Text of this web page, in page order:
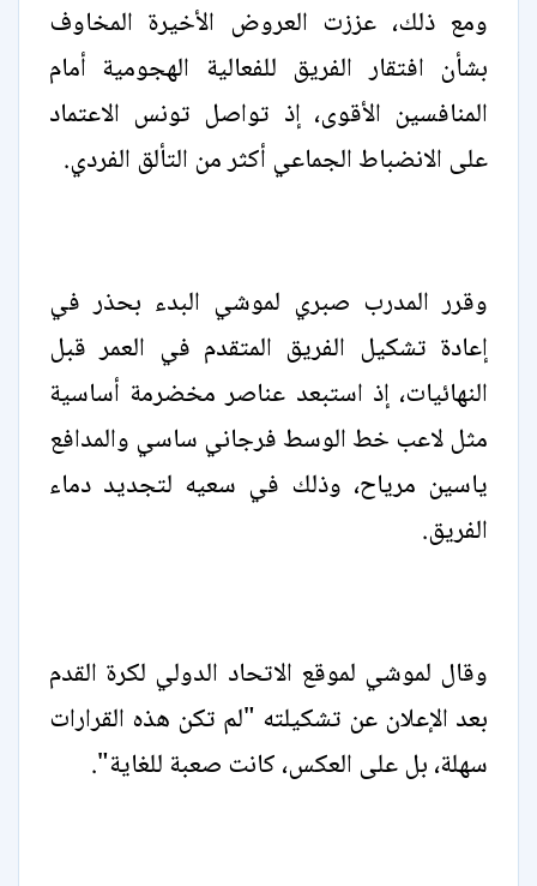
ومع ذلك، عززت العروض الأخيرة المخاوف
بشأن افتقار الفريق للفعالية الهجومية أمام
المنافسين الأقوى، إذ تواصل تونس الاعتماد
على الانضباط الجماعي أكثر من التألق الفردي.
وقرر المدرب صبري لموشي البدء بحذر في
إعادة تشكيل الفريق المتقدم في العمر قبل
النهائيات، إذ استبعد عناصر مخضرمة أساسية
مثل لاعب خط الوسط فرجاني ساسي والمدافع
ياسين مرياح، وذلك في سعيه لتجديد دماء
الفريق.
وقال لموشي لموقع الاتحاد الدولي لكرة القدم
بعد الإعلان عن تشكيلته "لم تكن هذه القرارات
سهلة، بل على العكس، كانت صعبة للغاية".